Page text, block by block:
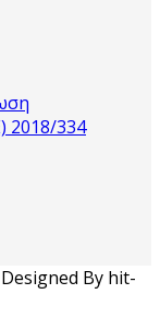
2018/334
By hit-